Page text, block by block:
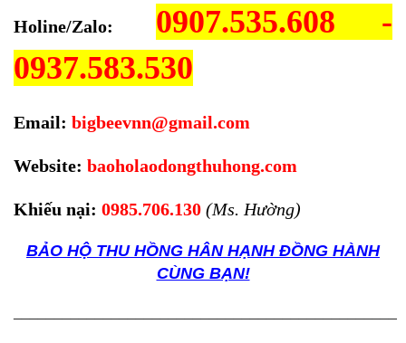
Holine/Zalo:
0907.535.608 -
0937.583.530
Email: bigbeevnn@gmail.com
Website: baoholaodongthuhong.com
Khiếu nại: 0985.706.130 (Ms. Hường)
BẢO HỘ THU HỒNG HÂN HẠNH ĐỒNG HÀNH
CÙNG BẠN!